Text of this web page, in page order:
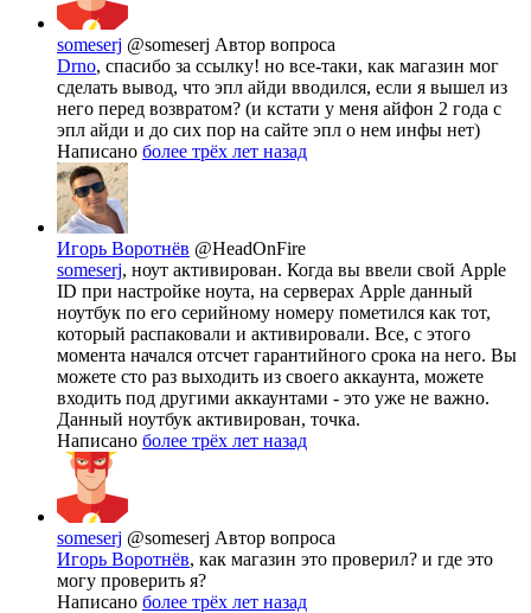
someserj @someserj Автор вопроса
Drno, спасибо за ссылку! но все-таки, как магазин мог
сделать вывод, что эпл айди вводился, если я вышел из
него перед возвратом? (и кстати у меня айфон 2 года с
эпл айди и до сих пор на сайте эпл о нем инфы нет)
Написано более трёх лет назад
Игорь Воротнёв @HeadOnFire
someserj, ноут активирован. Когда вы ввели свой Apple
ID при настройке ноута, на серверах Apple данный
ноутбук по его серийному номеру пометился как тот,
который распаковали и активировали. Все, с этого
момента начался отсчет гарантийного срока на него. Вы
можете сто раз выходить из своего аккаунта, можете
входить под другими аккаунтами - это уже не важно.
Данный ноутбук активирован, точка.
Написано более трёх лет назад
someserj @someserj Автор вопроса
Игорь Воротнёв, как магазин это проверил? и где это
могу проверить я?
Написано более трёх лет назад